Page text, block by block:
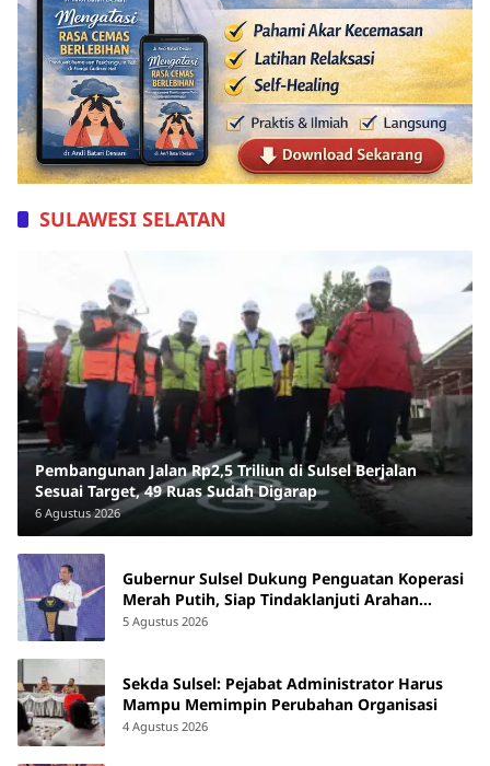
SULAWESI SELATAN
Pembangunan Jalan Rp2,5 Triliun di Sulsel Berjalan
Sesuai Target, 49 Ruas Sudah Digarap
6 Agustus 2026
Gubernur Sulsel Dukung Penguatan Koperasi
Merah Putih, Siap Tindaklanjuti Arahan
Pemerintah Pusat
5 Agustus 2026
Sekda Sulsel: Pejabat Administrator Harus
Mampu Memimpin Perubahan Organisasi
4 Agustus 2026